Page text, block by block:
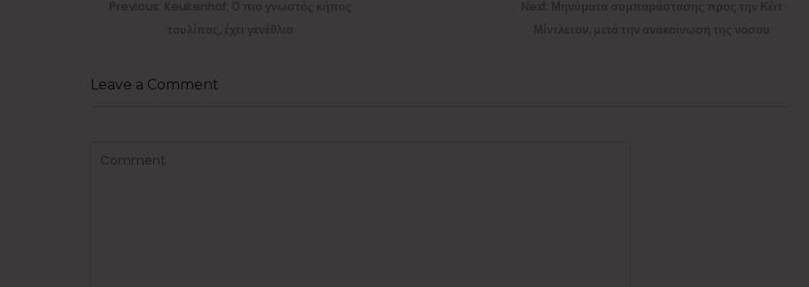
Leave a Comment